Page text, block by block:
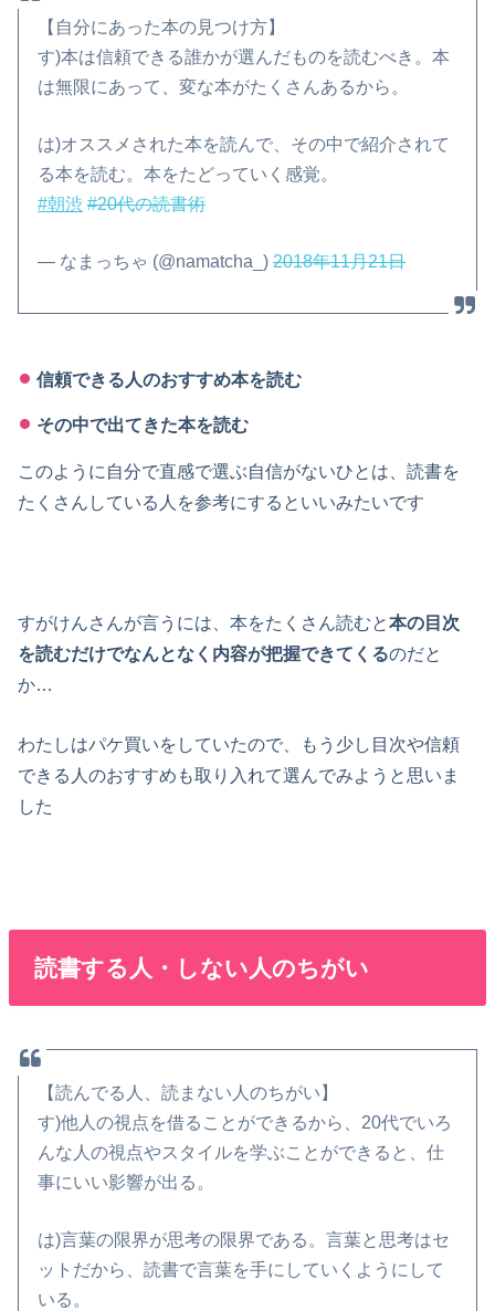
【自分にあった本の見つけ方】
す)本は信頼できる誰かが選んだものを読むべき。本
は無限にあって、変な本がたくさんあるから。
は)オススメされた本を読んで、その中で紹介されて
る本を読む。本をたどっていく感覚。
#朝渋 #20代の読書術
— なまっちゃ (@namatcha_)2018年11月21日
信頼できる人のおすすめ本を読む
その中で出てきた本を読む
このように自分で直感で選ぶ自信がないひとは、読書を
たくさんしている人を参考にするといいみたいです
すがけんさんが言うには、本をたくさん読むと本の目次
を読むだけでなんとなく内容が把握できてくるのだと
か…
わたしはパケ買いをしていたので、もう少し目次や信頼
できる人のおすすめも取り入れて選んでみようと思いま
した
読書する人・しない人のちがい
【読んでる人、読まない人のちがい】
す)他人の視点を借ることができるから、20代でいろ
んな人の視点やスタイルを学ぶことができると、仕
事にいい影響が出る。
は)言葉の限界が思考の限界である。言葉と思考はセ
ットだから、読書で言葉を手にしていくようにして
いる。